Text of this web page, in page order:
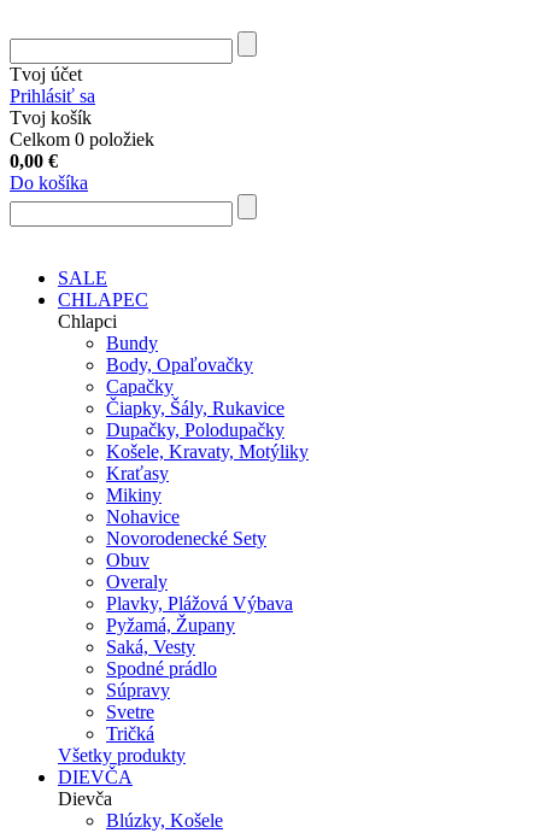
Tvoj účet
Prihlásiť sa
Tvoj košík
Celkom 0 položiek
0,00 €
Do košíka
SALE
CHLAPEC
Chlapci
Bundy
Body, Opaľovačky
Capačky
Čiapky, Šály, Rukavice
Dupačky, Polodupačky
Košele, Kravaty, Motýliky
Kraťasy
Mikiny
Nohavice
Novorodenecké Sety
Obuv
Overaly
Plavky, Plážová Výbava
Pyžamá, Župany
Saká, Vesty
Spodné prádlo
Súpravy
Svetre
Tričká
Všetky produkty
DIEVČA
Dievča
Blúzky, Košele